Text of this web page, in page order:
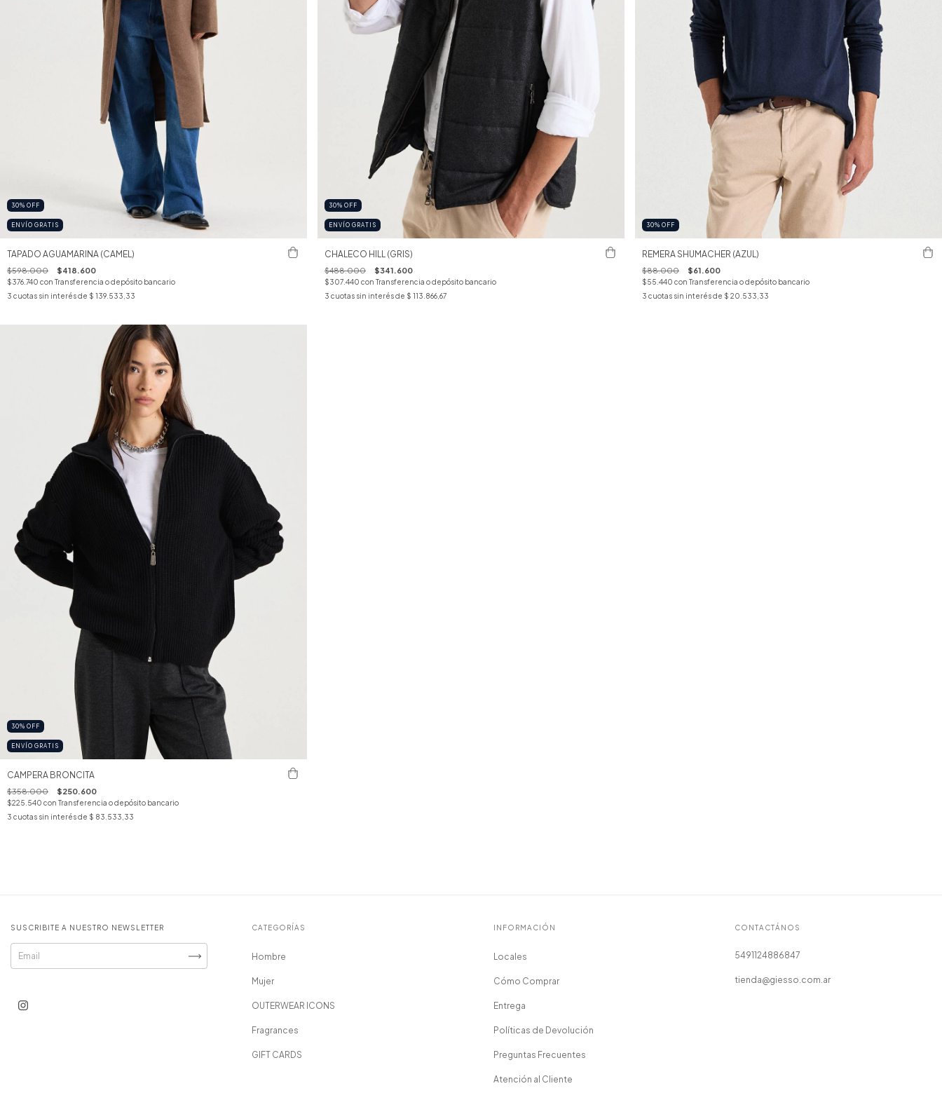
30% OFF
ENVÍO GRATIS
TAPADO AGUAMARINA (CAMEL)
$598.000 $418.600
$376.740 con Transferencia o depósito bancario
3 cuotas sin interés de $ 139.533,33
30% OFF
ENVÍO GRATIS
CHALECO HILL (GRIS)
$488.000 $341.600
$307.440 con Transferencia o depósito bancario
3 cuotas sin interés de $ 113.866,67
30% OFF
REMERA SHUMACHER (AZUL)
$88.000 $61.600
$55.440 con Transferencia o depósito bancario
3 cuotas sin interés de $ 20.533,33
30% OFF
ENVÍO GRATIS
CAMPERA BRONCITA
$358.000 $250.600
$225.540 con Transferencia o depósito bancario
3 cuotas sin interés de $ 83.533,33
SUSCRIBITE A NUESTRO NEWSLETTER CATEGORÍAS
Hombre
Mujer
OUTERWEAR ICONS
Fragrances
GIFT CARDS
INFORMACIÓN
Locales
Cómo Comprar
Entrega
Políticas de Devolución
Preguntas Frecuentes
Atención al Cliente
CONTACTÁNOS
5491124886847
tienda@giesso.com.ar